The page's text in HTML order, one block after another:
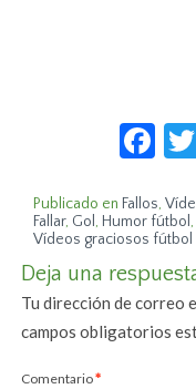
Publicado en Fallos,
Fallar, Gol, Humor fútbol,
Vídeos graciosos fútbol
Deja una
Tu dirección de correo
campos obligatorios
Comentario*